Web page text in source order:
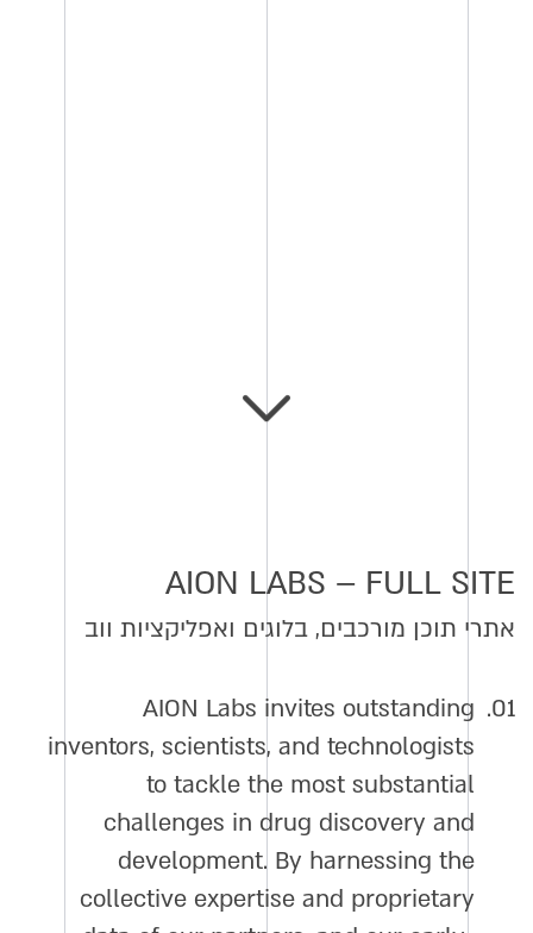
AION LABS – FULL SITE
אתרי תוכן מורכבים, בלוגים ואפליקציות ווב
01.
AION Labs invites outstanding
inventors, scientists, and technologists
to tackle the most substantial
challenges in drug discovery and
development. By harnessing the
collective expertise and proprietary